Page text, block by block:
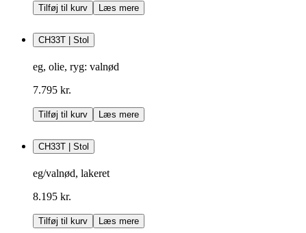
Tilføj til kurv Læs mere
CH33T | Stol
eg, olie, ryg: valnød
7.795 kr.
Tilføj til kurv Læs mere
CH33T | Stol
eg/valnød, lakeret
8.195 kr.
Tilføj til kurv Læs mere